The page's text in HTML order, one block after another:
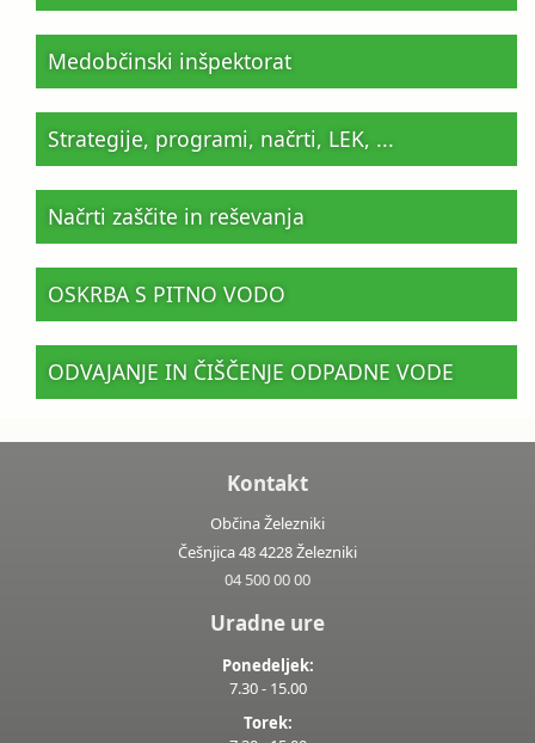
Medobčinski inšpektorat
Strategije, programi, načrti, LEK, ...
Načrti zaščite in reševanja
OSKRBA S PITNO VODO
ODVAJANJE IN ČIŠČENJE ODPADNE VODE
Kontakt
Občina Železniki
Češnjica 48 4228 Železniki
04 500 00 00
Uradne ure
Ponedeljek:
7.30 - 15.00
Torek: